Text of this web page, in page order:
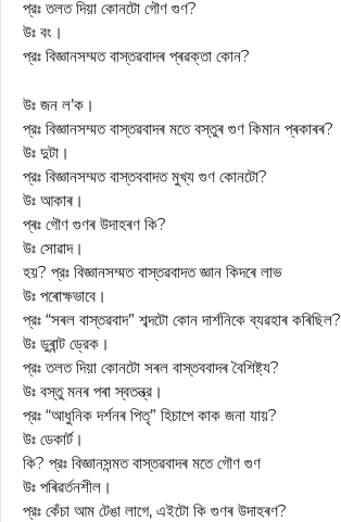
প্রঃ তলত দিয়া কোনটো গৌণ গুণ?
উঃ বং।
প্রঃ বিজ্ঞানসম্মত বাস্তৱবাদৰ প্ৰৱক্তা কোন?
উঃ জন ল’ক।
প্রঃ বিজ্ঞানসম্মত বাস্তৱবাদৰ মতে বস্তুৰ গুণ কিমান প্ৰকাৰৰ?
উঃ দুটা।
প্রঃ বিজ্ঞানসম্মত বাস্তববাদত মুখ্য গুণ কোনটো?
উঃ আকাৰ।
প্ৰঃ গৌণ গুণৰ উদাহৰণ কি?
উঃ সোৱাদ।
হয়? প্রঃ বিজ্ঞানসম্মত বাস্তৱবাদত জ্ঞান কিদৰে লাভ
উঃ পৰোক্ষভাবে।
প্রঃ “সৰল বাস্তৱবাদ” শব্দটো কোন দার্শনিকে ব্যৱহাৰ কৰিছিল?
উঃ ডুৰান্ট ড্রেক।
প্রঃ তলত দিয়া কোনটো সৰল বাস্তববাদৰ বৈশিষ্ট্য?
উঃ বস্তু মনৰ পৰা স্বতন্ত্র।
প্রঃ “আধুনিক দৰ্শনৰ পিতৃ” হিচাপে কাক জনা যায়?
উঃ ডেকার্ট।
কি? প্রঃ বিজ্ঞানসন্মত বাস্তৱবাদৰ মতে গৌণ গুণ
উঃ পৰিৱৰ্তনশীল।
প্রঃ কেঁচা আম টেঙা লাগে, এইটো কি গুণৰ উদাহৰণ?